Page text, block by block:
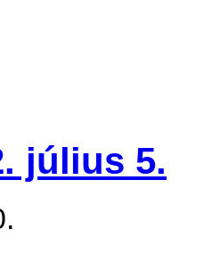
július 5.